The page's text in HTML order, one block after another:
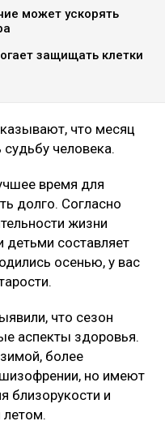
может ускорять
защищать клетки
что месяц
человека.
время для
долго. Согласно
жизни
составляет
осенью, у вас
что сезон
аспекты здоровья.
более
но имеют
близорукости и
летом.